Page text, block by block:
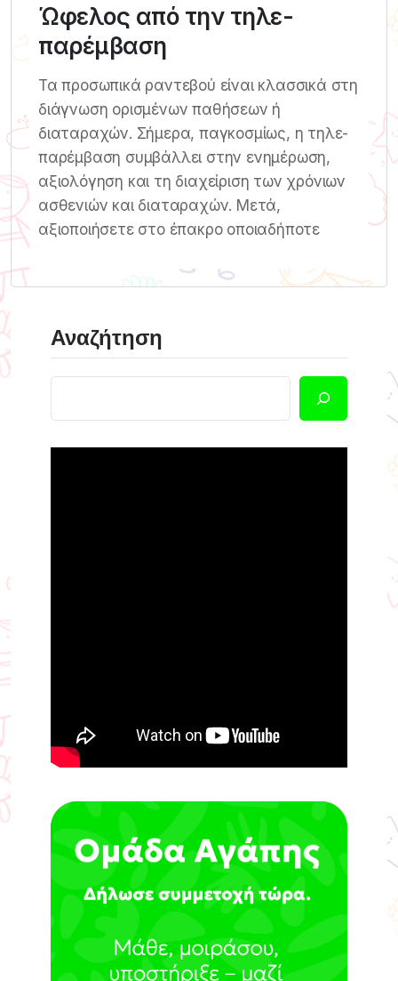
Ώφελος από την τηλε-
παρέμβαση
Τα προσωπικά ραντεβού είναι κλασσικά στη
διάγνωση ορισμένων παθήσεων ή
διαταραχών. Σήμερα, παγκοσμίως, η τηλε-
παρέμβαση συμβάλλει στην ενημέρωση,
αξιολόγηση και τη διαχείριση των χρόνιων
ασθενιών και διαταραχών. Μετά,
αξιοποιήσετε στο έπακρο οποιαδήποτε
Αναζήτηση